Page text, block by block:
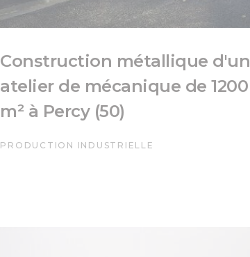
Construction métallique d'un
atelier de mécanique de 1200
m² à Percy (50)
PRODUCTION INDUSTRIELLE